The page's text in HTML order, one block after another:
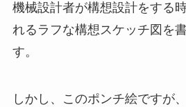
機械設計者が構想設計をする時
れるラフな構想スケッチ図を
す。
しかし、このポンチ絵ですが